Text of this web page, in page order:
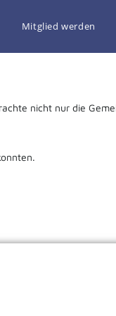
Mitglied werden
nicht nur die